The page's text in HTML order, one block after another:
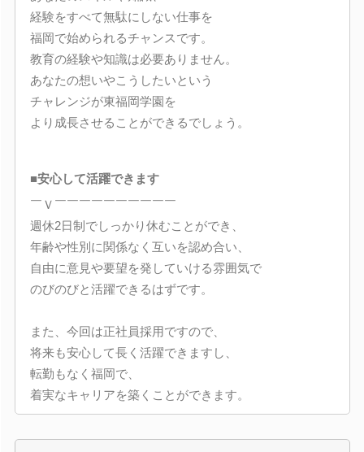
経験をすべて無駄にしない仕事を
福岡で始められるチャンスです。
教育の経験や知識は必要ありません。
あなたの想いやこうしたいという
チャレンジが東福岡学園を
より成長させることができるでしょう。
■安心して活躍できます
￣Ｖ￣￣￣￣￣￣￣￣￣￣
週休2日制でしっかり休むことができ、
年齢や性別に関係なく互いを認め合い、
自由に意見や要望を発していける雰囲気で
のびのびと活躍できるはずです。
また、今回は正社員採用ですので、
将来も安心して長く活躍できますし、
転勤もなく福岡で、
着実なキャリアを築くことができます。